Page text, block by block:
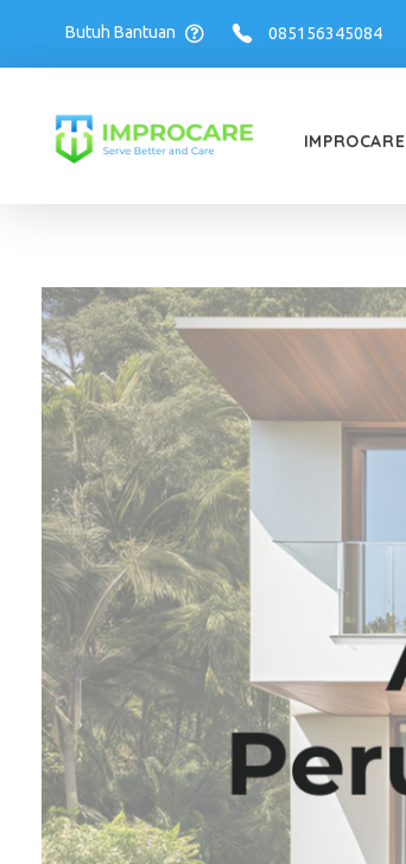
Butuh Bantuan 085156345084
IMPROCARE